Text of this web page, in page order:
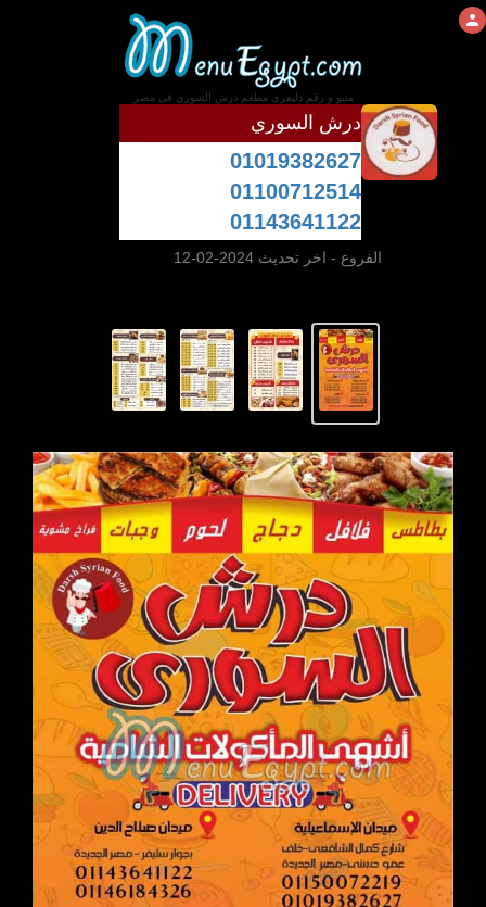
منيو و رقم دليفرى مطعم درش السوري فى مصر
درش السوري
01019382627
01100712514
01143641122
الفروع - اخر تحديث 2024-02-12